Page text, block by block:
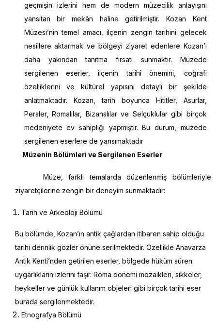
geçmişin izlerini hem de modern müzecilik anlayışını
yansıtan bir mekân haline getirilmiştir. Kozan Kent
Müzesi’nin temel amacı, ilçenin zengin tarihini gelecek
nesillere aktarmak ve bölgeyi ziyaret edenlere Kozan’ı
daha yakından tanıtma fırsatı sunmaktır. Müzede
sergilenen eserler, ilçenin tarihî önemini, coğrafi
özelliklerini ve kültürel yapısını detaylı bir şekilde
anlatmaktadır. Kozan, tarih boyunca Hititler, Asurlar,
Persler, Romalılar, Bizanslılar ve Selçuklular gibi birçok
medeniyete ev sahipliği yapmıştır. Bu durum, müzede
sergilenen eserlere de yansımaktadır
Müzenin Bölümleri ve Sergilenen Eserler
Müze, farklı temalarda düzenlenmiş bölümleriyle
ziyaretçilerine zengin bir deneyim sunmaktadır:
Tarih ve Arkeoloji Bölümü
Bu bölümde, Kozan’ın antik çağlardan itibaren sahip olduğu
tarihi derinlik gözler önüne serilmektedir. Özellikle Anavarza
Antik Kenti’nden getirilen eserler, bölgede hüküm süren
uygarlıkların izlerini taşır. Roma dönemi mozaikleri, sikkeler,
heykeller ve günlük kullanım objeleri gibi birçok tarihi eser
burada sergilenmektedir.
Etnografya Bölümü